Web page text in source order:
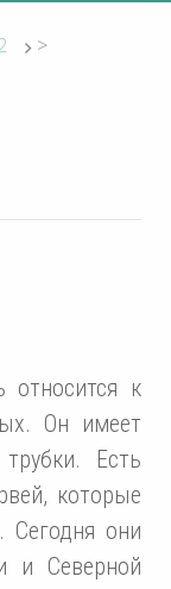
>
относится к
Он имеет
Есть
которые
они
и Северной